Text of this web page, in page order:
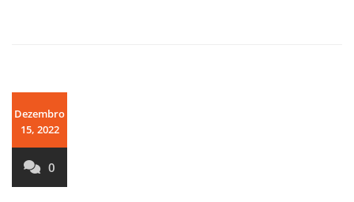
Dezembro
15, 2022
0